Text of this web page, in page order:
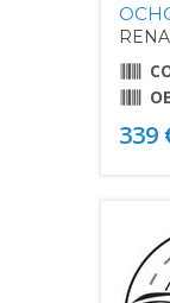
339